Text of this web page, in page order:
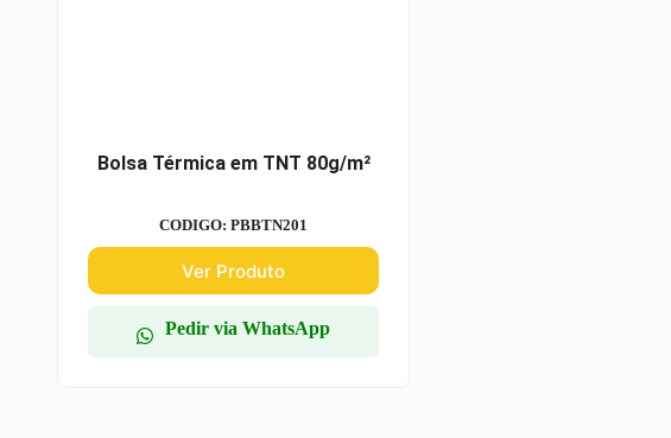
Bolsa Térmica em TNT 80g/m²
CODIGO: PBBTN201
Ver Produto
Pedir via WhatsApp